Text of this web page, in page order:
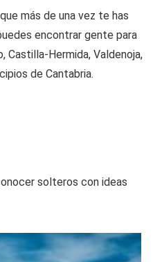
más de una vez te has
encontrar gente para
Castilla-Hermida, Valdenoja,
de Cantabria.
solteros con ideas